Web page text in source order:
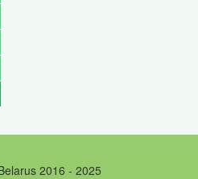
2016 - 2025